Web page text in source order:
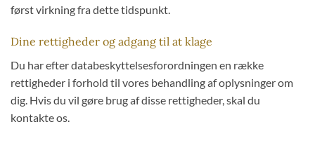
først virkning fra dette tidspunkt.
Dine rettigheder og adgang til at klage
Du har efter databeskyttelsesforordningen en række
rettigheder i forhold til vores behandling af oplysninger om
dig. Hvis du vil gøre brug af disse rettigheder, skal du
kontakte os.